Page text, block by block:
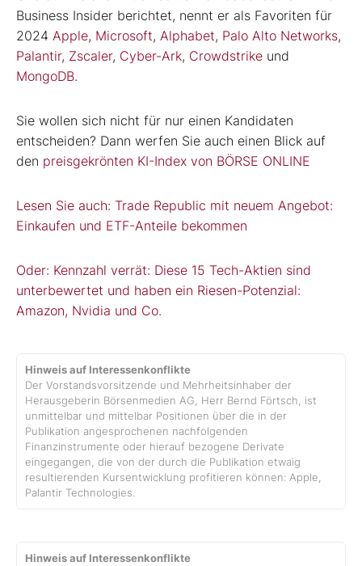
Business Insider berichtet, nennt er als Favoriten für
2024 Apple, Microsoft, Alphabet, Palo Alto Networks,
Palantir, Zscaler, Cyber-Ark, Crowdstrike und
MongoDB.
Sie wollen sich nicht für nur einen Kandidaten
entscheiden? Dann werfen Sie auch einen Blick auf
den preisgekrönten KI-Index von BÖRSE ONLINE
Lesen Sie auch: Trade Republic mit neuem Angebot:
Einkaufen und ETF-Anteile bekommen
Oder: Kennzahl verrät: Diese 15 Tech-Aktien sind
unterbewertet und haben ein Riesen-Potenzial:
Amazon, Nvidia und Co.
Hinweis auf Interessenkonflikte
Der Vorstandsvorsitzende und Mehrheitsinhaber der
Herausgeberin Börsenmedien AG, Herr Bernd Förtsch, ist
unmittelbar und mittelbar Positionen über die in der
Publikation angesprochenen nachfolgenden
Finanzinstrumente oder hierauf bezogene Derivate
eingegangen, die von der durch die Publikation etwaig
resultierenden Kursentwicklung profitieren können: Apple,
Palantir Technologies.
Hinweis auf Interessenkonflikte